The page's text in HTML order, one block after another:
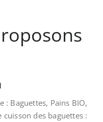
: Baguettes, Pains BIO,
des baguettes :